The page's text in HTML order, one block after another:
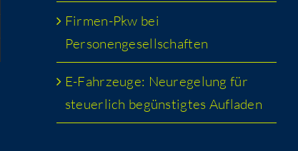
Fir­men-Pkw bei
Personengesellschaften
E-Fahr­zeu­ge: Neu­re­ge­lung für
steu­er­lich begüns­tig­tes Aufladen